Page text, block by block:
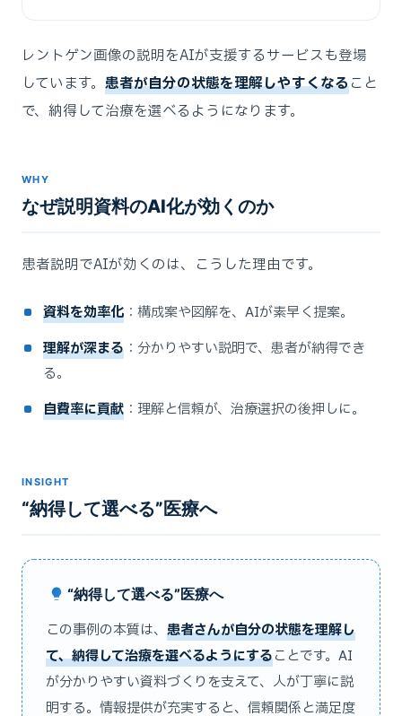
レントゲン画像の説明をAIが支援するサービスも登場
しています。 患者が自分の状態を理解しやすくなること
で、納得して治療を選べるようになります。
WHY
なぜ説明資料のAI化が効くのか
患者説明でAIが効くのは、こうした理由です。
資料を効率化 ：構成案や図解を、AIが素早く提案。
理解が深まる ：分かりやすい説明で、患者が納得でき
る。
自費率に貢献 ：理解と信頼が、治療選択の後押しに。
INSIGHT
“納得して選べる”医療へ
“納得して選べる”医療へ
この事例の本質は、 患者さんが自分の状態を理解し
て、納得して治療を選べるようにすることです。AI
が分かりやすい資料づくりを支えて、人が丁寧に説
明する。情報提供が充実すると、信頼関係と満足度